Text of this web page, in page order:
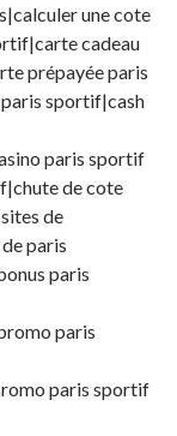
une cote
cadeau
prépayée paris
sportif|cash
paris sportif
de cote
de
paris
paris
paris
paris sportif